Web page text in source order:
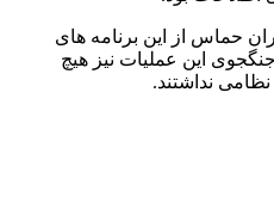
حماس از این برنامه های
این عملیات نیز هیچ
نداشتند.